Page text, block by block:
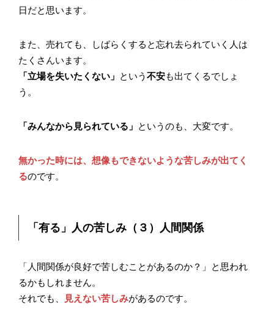
日だと思います。
また、売れても、しばらくすると忘れ去られていく人は
たくさんいます。
「立場を失いたくない」 という 不安も出てくるでしょ
う。
「みんなから見られている」 というのも、大変です。
無かった時には、想像もできないような苦しみが出てく
るのです。
「有る」人の苦しみ（３）人間関係
「人間関係が良好で苦しむことがあるのか？」と思われ
るかもしれません。
それでも、
見えない苦しみがあるのです。